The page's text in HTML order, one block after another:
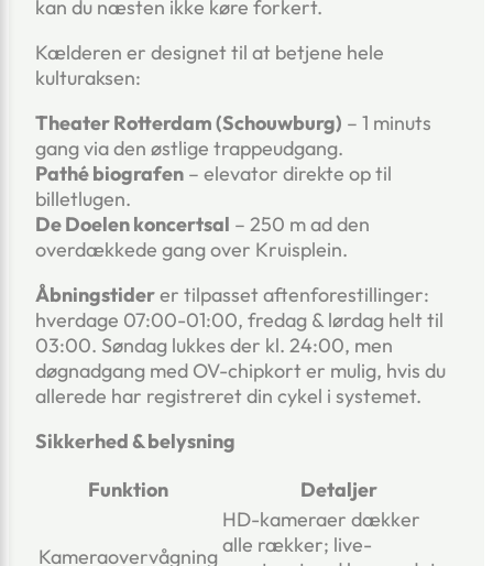
kan du næsten ikke køre forkert.
Kælderen er designet til at betjene hele
kulturaksen:
Theater Rotterdam (Schouwburg) – 1 minuts
gang via den østlige trappeudgang.
Pathé biografen – elevator direkte op til
billetlugen.
De Doelen koncertsal – 250 m ad den
overdækkede gang over Kruisplein.
Åbningstiderer tilpasset aftenforestillinger:
hverdage 07:00-01:00, fredag & lørdag helt til
03:00. Søndag lukkes der kl. 24:00, men
døgnadgang med OV-chipkort er mulig, hvis du
allerede har registreret din cykel i systemet.
Sikkerhed & belysning
Funktion
Detaljer
Kameraovervågning
HD-kameraer dækker
alle rækker; live-